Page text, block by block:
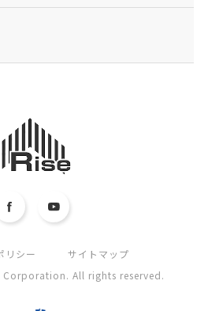
リシー
サイトマップ
All rights reserved.